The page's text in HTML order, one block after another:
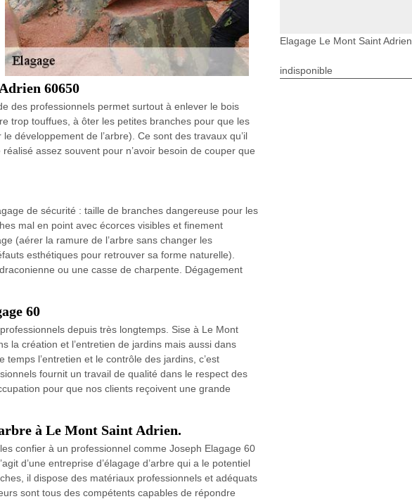
60650
des professionnels permet surtout à enlever le bois
trop touffues, à ôter les petites branches pour que les
développement de l’arbre). Ce sont des travaux qu’il
assez souvent pour n’avoir besoin de couper que
de sécurité : taille de branches dangereuse pour les
mal en point avec écorces visibles et finement
(aérer la ramure de l’arbre sans changer les
esthétiques pour retrouver sa forme naturelle).
ou une casse de charpente. Dégagement
60
depuis très longtemps. Sise à Le Mont
la création et l’entretien de jardins mais aussi dans
l’entretien et le contrôle des jardins, c’est
fournit un travail de qualité dans le respect des
pour que nos clients reçoivent une grande
à Le Mont Saint Adrien.
confier à un professionnel comme Joseph Elagage 60
d’une entreprise d’élagage d’arbre qui a le potentiel
il dispose des matériaux professionnels et adéquats
sont tous des compétents capables de répondre
Elagage Le Mont Saint Adrien
indisponible